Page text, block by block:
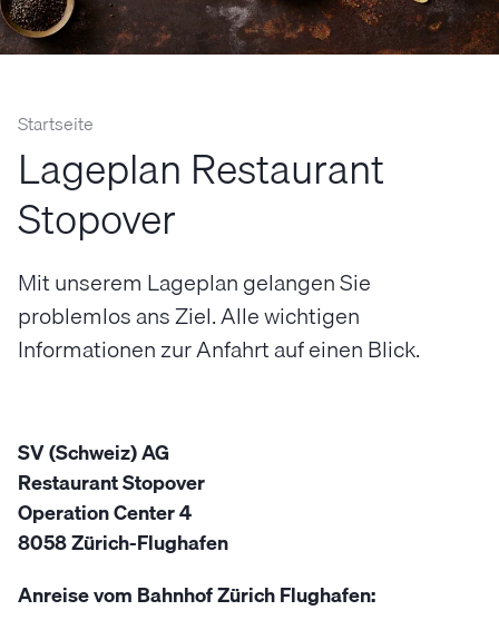
Startseite
Lageplan Restaurant
Stopover
Mit unserem Lageplan gelangen Sie
problemlos ans Ziel. Alle wichtigen
Informationen zur Anfahrt auf einen Blick.
SV (Schweiz) AG
Restaurant Stopover
Operation Center 4
8058 Zürich-Flughafen
Anreise vom Bahnhof Zürich Flughafen: